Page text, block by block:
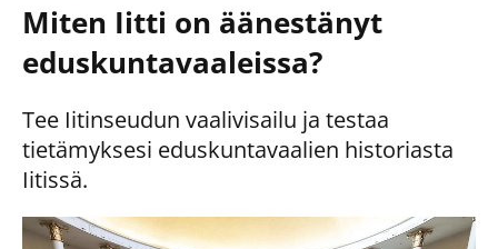
Miten Iitti on äänestänyt
eduskuntavaaleissa?
Tee Iitinseudun vaalivisailu ja testaa
tietämyksesi eduskuntavaalien historiasta
Iitissä.